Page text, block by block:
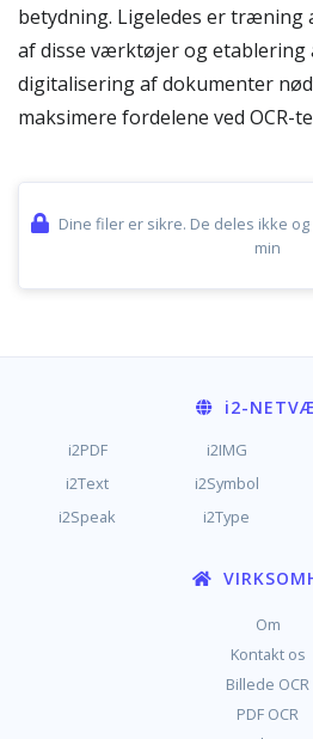
betydning. Ligeledes er træning
af disse værktøjer og etablering
digitalisering af dokumenter
maksimere fordelene ved OCR-
Dine filer er sikre. De deles ikke
min
i2-
i2PDF i2IMG
i2Text
i2Symbol
i2Speak
i2Type
Om
Kontakt os
Billede OCR
PDF OCR